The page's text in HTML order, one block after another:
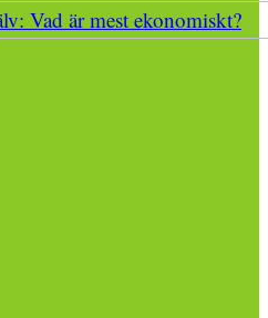
Vad är mest ekonomiskt?